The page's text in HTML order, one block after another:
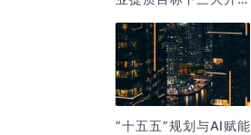
“十五五”规划与AI赋能